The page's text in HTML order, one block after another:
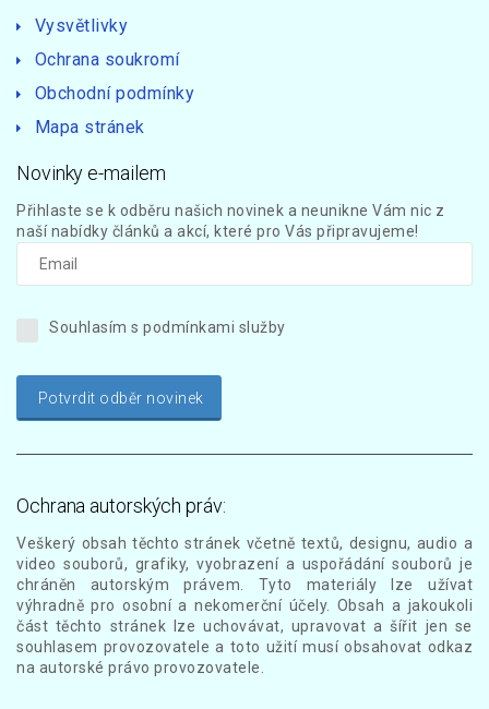
Vysvětlivky
Ochrana soukromí
Obchodní podmínky
Mapa stránek
Novinky e-mailem
Přihlaste se k odběru našich novinek a neunikne Vám nic z
naší nabídky článků a akcí, které pro Vás připravujeme!
Souhlasím s podmínkami služby
Potvrdit odběr novinek
Ochrana autorských práv:
Veškerý obsah těchto stránek včetně textů, designu, audio a
video souborů, grafiky, vyobrazení a uspořádání souborů je
chráněn autorským právem. Tyto materiály lze užívat
výhradně pro osobní a nekomerční účely. Obsah a jakoukoli
část těchto stránek lze uchovávat, upravovat a šířit jen se
souhlasem provozovatele a toto užití musí obsahovat odkaz
na autorské právo provozovatele.